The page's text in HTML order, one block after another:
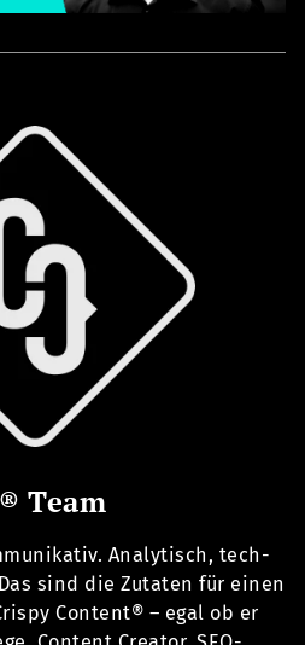
Team
Analytisch, tech-
sind die Zutaten für einen
Content® – egal ob er